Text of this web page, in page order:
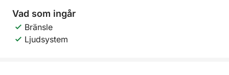
Vad som ingår
Bränsle
Ljudsystem